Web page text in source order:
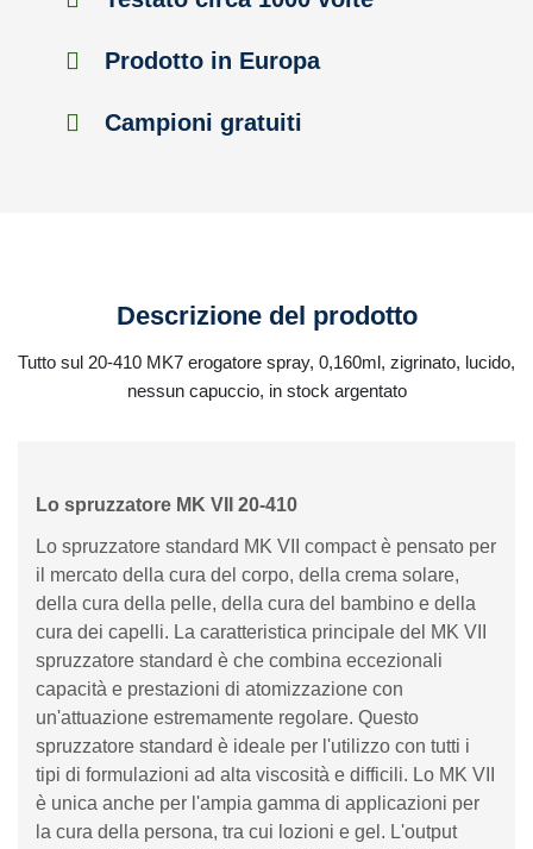
Prodotto in Europa
Campioni gratuiti
Descrizione del prodotto
Tutto sul 20-410 MK7 erogatore spray, 0,160ml, zigrinato, lucido,
nessun capuccio, in stock argentato
Lo spruzzatore MK VII 20-410
Lo spruzzatore standard MK VII compact è pensato per
il mercato della cura del corpo, della crema solare,
della cura della pelle, della cura del bambino e della
cura dei capelli. La caratteristica principale del MK VII
spruzzatore standard è che combina eccezionali
capacità e prestazioni di atomizzazione con
un'attuazione estremamente regolare. Questo
spruzzatore standard è ideale per l'utilizzo con tutti i
tipi di formulazioni ad alta viscosità e difficili. Lo MK VII
è unica anche per l'ampia gamma di applicazioni per
la cura della persona, tra cui lozioni e gel. L'output